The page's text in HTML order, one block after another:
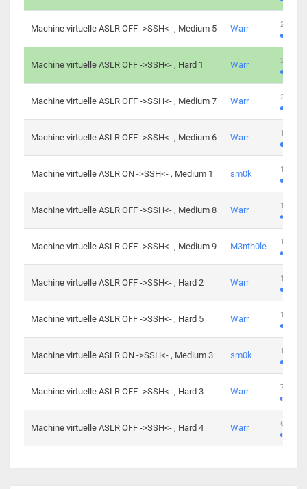
Machine virtuelle ASLR OFF ->SSH<- , Medium 5 Warr 265
Machine virtuelle ASLR OFF ->SSH<- , Hard 1 Warr 224
Machine virtuelle ASLR OFF ->SSH<- , Medium 7 Warr 230
Machine virtuelle ASLR OFF ->SSH<- , Medium 6 Warr 168
Machine virtuelle ASLR ON ->SSH<- , Medium 1 sm0k 139
Machine virtuelle ASLR OFF ->SSH<- , Medium 8 Warr 112
Machine virtuelle ASLR OFF ->SSH<- , Medium 9 M3nth0le 100
Machine virtuelle ASLR OFF ->SSH<- , Hard 2 Warr 176
Machine virtuelle ASLR OFF ->SSH<- , Hard 5 Warr 115
Machine virtuelle ASLR ON ->SSH<- , Medium 3 sm0k 115
Machine virtuelle ASLR OFF ->SSH<- , Hard 3 Warr 76
Machine virtuelle ASLR OFF ->SSH<- , Hard 4 Warr 63